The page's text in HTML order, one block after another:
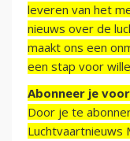
leveren van het
nieuws over de
maakt ons een
een stap voor
Abonneer je
Door je te
Luchtvaartnieuws